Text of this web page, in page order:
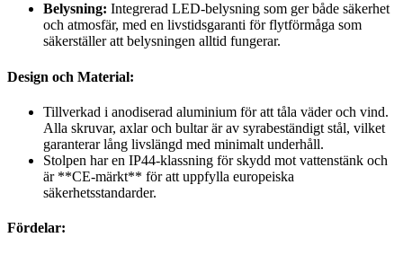
Belysning: Integrerad LED-belysning som ger både säkerhet
och atmosfär, med en livstidsgaranti för flytförmåga som
säkerställer att belysningen alltid fungerar.
Design och Material:
Tillverkad i anodiserad aluminium för att tåla väder och vind.
Alla skruvar, axlar och bultar är av syrabeständigt stål, vilket
garanterar lång livslängd med minimalt underhåll.
Stolpen har en IP44-klassning för skydd mot vattenstänk och
är **CE-märkt** för att uppfylla europeiska
säkerhetsstandarder.
Fördelar: